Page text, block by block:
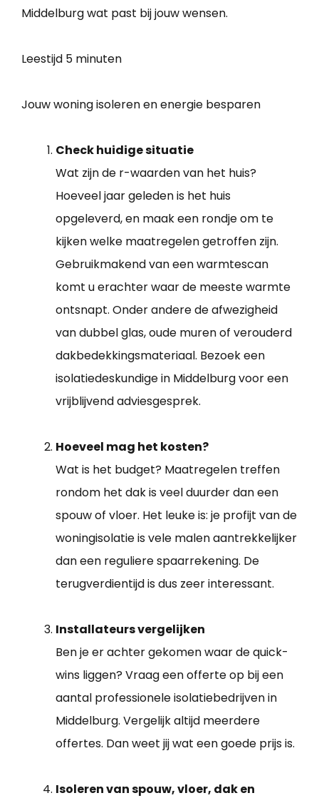
Middelburg wat past bij jouw wensen.
Leestijd 5 minuten
Jouw woning isoleren en energie besparen
Check huidige situatie
Wat zijn de r-waarden van het huis?
Hoeveel jaar geleden is het huis
opgeleverd, en maak een rondje om te
kijken welke maatregelen getroffen zijn.
Gebruikmakend van een warmtescan
komt u erachter waar de meeste warmte
ontsnapt. Onder andere de afwezigheid
van dubbel glas, oude muren of verouderd
dakbedekkingsmateriaal. Bezoek een
isolatiedeskundige in Middelburg voor een
vrijblijvend adviesgesprek.
Hoeveel mag het kosten?
Wat is het budget? Maatregelen treffen
rondom het dak is veel duurder dan een
spouw of vloer. Het leuke is: je profijt van de
woningisolatie is vele malen aantrekkelijker
dan een reguliere spaarrekening. De
terugverdientijd is dus zeer interessant.
Installateurs vergelijken
Ben je er achter gekomen waar de quick-
wins liggen? Vraag een offerte op bij een
aantal professionele isolatiebedrijven in
Middelburg. Vergelijk altijd meerdere
offertes. Dan weet jij wat een goede prijs is.
Isoleren van spouw, vloer, dak en